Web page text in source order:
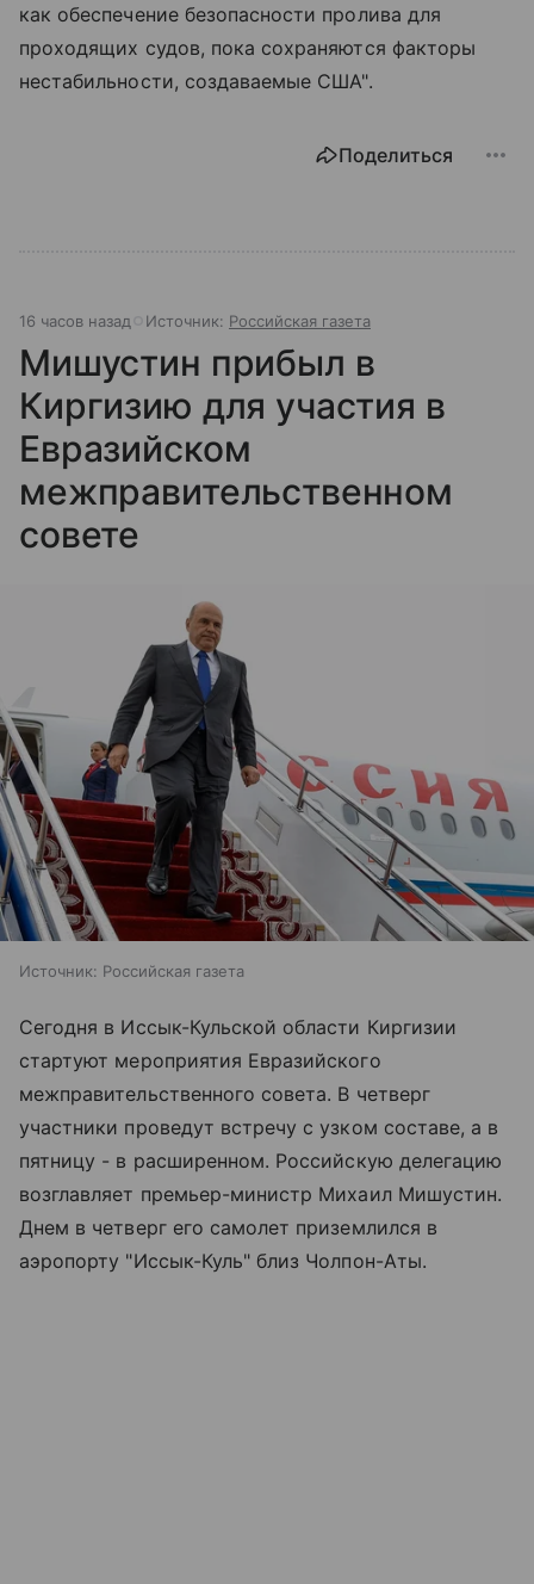
как обеспечение безопасности пролива для
проходящих судов, пока сохраняются факторы
нестабильности, создаваемые США".
Поделиться
16 часов назад Источник: Российская газета
Мишустин прибыл в
Киргизию для участия в
Евразийском
межправительственном
совете
Источник: Российская газета
Сегодня в Иссык-Кульской области Киргизии
стартуют мероприятия Евразийского
межправительственного совета. В четверг
участники проведут встречу с узком составе, а в
пятницу - в расширенном. Российскую делегацию
возглавляет премьер-министр Михаил Мишустин.
Днем в четверг его самолет приземлился в
аэропорту "Иссык-Куль" близ Чолпон-Аты.